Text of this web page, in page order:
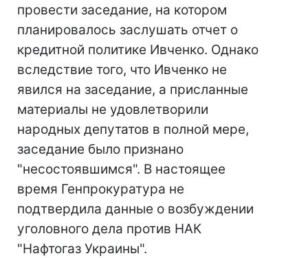
провести заседание, на котором
планировалось заслушать отчет о
кредитной политике Ивченко. Однако
вследствие того, что Ивченко не
явился на заседание, а присланные
материалы не удовлетворили
народных депутатов в полной мере,
заседание было признано
"несостоявшимся". В настоящее
время Генпрокуратура не
подтвердила данные о возбуждении
уголовного дела против НАК
"Нафтогаз Украины".